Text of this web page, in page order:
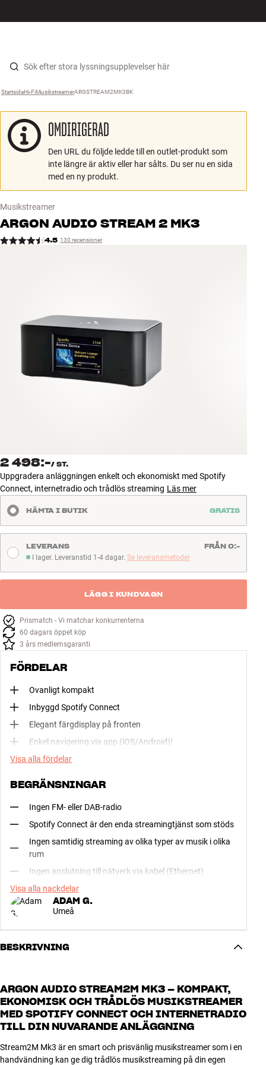
Hopp til innhold
Högtalare
Hörlurar
Surround
TV
System
Kablar
MÄRKEN
NYHETER
Kundtjänst
Bygg med ljud
Företag
Startsida ›
Hi-Fi ›
Musikstreamer ›
ARGSTREAM2MK3BK
OMDIRIGERAD
Den URL du följde ledde till en outlet-produkt som
inte längre är aktiv eller har sålts. Du ser nu en sida
med en ny produkt.
Musikstreamer
ARGON AUDIO STREAM 2 MK3
4.5 130 recensioner
2 498:-/ ST.
Uppgradera anläggningen enkelt och ekonomiskt med Spotify
Connect, internetradio och trådlös streaming Läs mer
HÄMTA I BUTIK GRATIS
I lager. Leveranstid 1-4 dagar
I lager. Leveranstid 1-4 dagar. Se leveransmetoder
LEVERANS FRÅN 0:-
LÄGG I KUNDVAGN
Prismatch - Vi matchar konkurrenterna
60 dagars öppet köp
3 års medlemsgaranti
FÖRDELAR
Ovanligt kompakt
Inbyggd Spotify Connect
Elegant färgdisplay på fronten
Enkel navigering via app (iOS/Android)!
Visa alla fördelar
BEGRÄNSNINGAR
Ingen FM- eller DAB-radio
Spotify Connect är den enda streamingtjänst som stöds
Ingen samtidig streaming av olika typer av musik i olika
rum
Ingen anslutning till nätverk via kabel (Ethernet)
Visa alla nackdelar
ADAM G.
Umeå
BESKRIVNING
ARGON AUDIO STREAM2M MK3 – KOMPAKT,
EKONOMISK OCH TRÅDLÖS MUSIKSTREAMER
MED SPOTIFY CONNECT OCH INTERNETRADIO
TILL DIN NUVARANDE ANLÄGGNING
Stream2M Mk3 är en smart och prisvänlig musikstreamer som i en
handvändning kan ge dig trådlös musikstreaming på din egen